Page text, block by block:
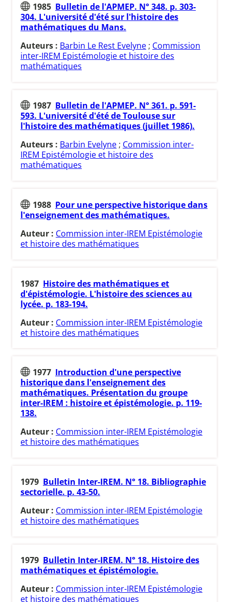
1985 Bulletin de l'APMEP. N° 348. p. 303-
304. L'université d'été sur l'histoire des
mathématiques du Mans.
Auteurs : Barbin Le Rest Evelyne ; Commission
inter-IREM Epistémologie et histoire des
mathématiques
1987 Bulletin de l'APMEP. N° 361. p. 591-
593. L'université d'été de Toulouse sur
l'histoire des mathématiques (juillet 1986).
Auteurs : Barbin Evelyne ; Commission inter-
IREM Epistémologie et histoire des
mathématiques
1988 Pour une perspective historique dans
l'enseignement des mathématiques.
Auteur : Commission inter-IREM Epistémologie
et histoire des mathématiques
1987 Histoire des mathématiques et
d'épistémologie. L'histoire des sciences au
lycée. p. 183-194.
Auteur : Commission inter-IREM Epistémologie
et histoire des mathématiques
1977 Introduction d'une perspective
historique dans l'enseignement des
mathématiques. Présentation du groupe
inter-IREM : histoire et épistémologie. p. 119-
138.
Auteur : Commission inter-IREM Epistémologie
et histoire des mathématiques
1979 Bulletin Inter-IREM. N° 18. Bibliographie
sectorielle. p. 43-50.
Auteur : Commission inter-IREM Epistémologie
et histoire des mathématiques
1979 Bulletin Inter-IREM. N° 18. Histoire des
mathématiques et épistémologie.
Auteur : Commission inter-IREM Epistémologie
et histoire des mathématiques